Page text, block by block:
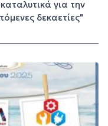
για την
δεκαετίες"